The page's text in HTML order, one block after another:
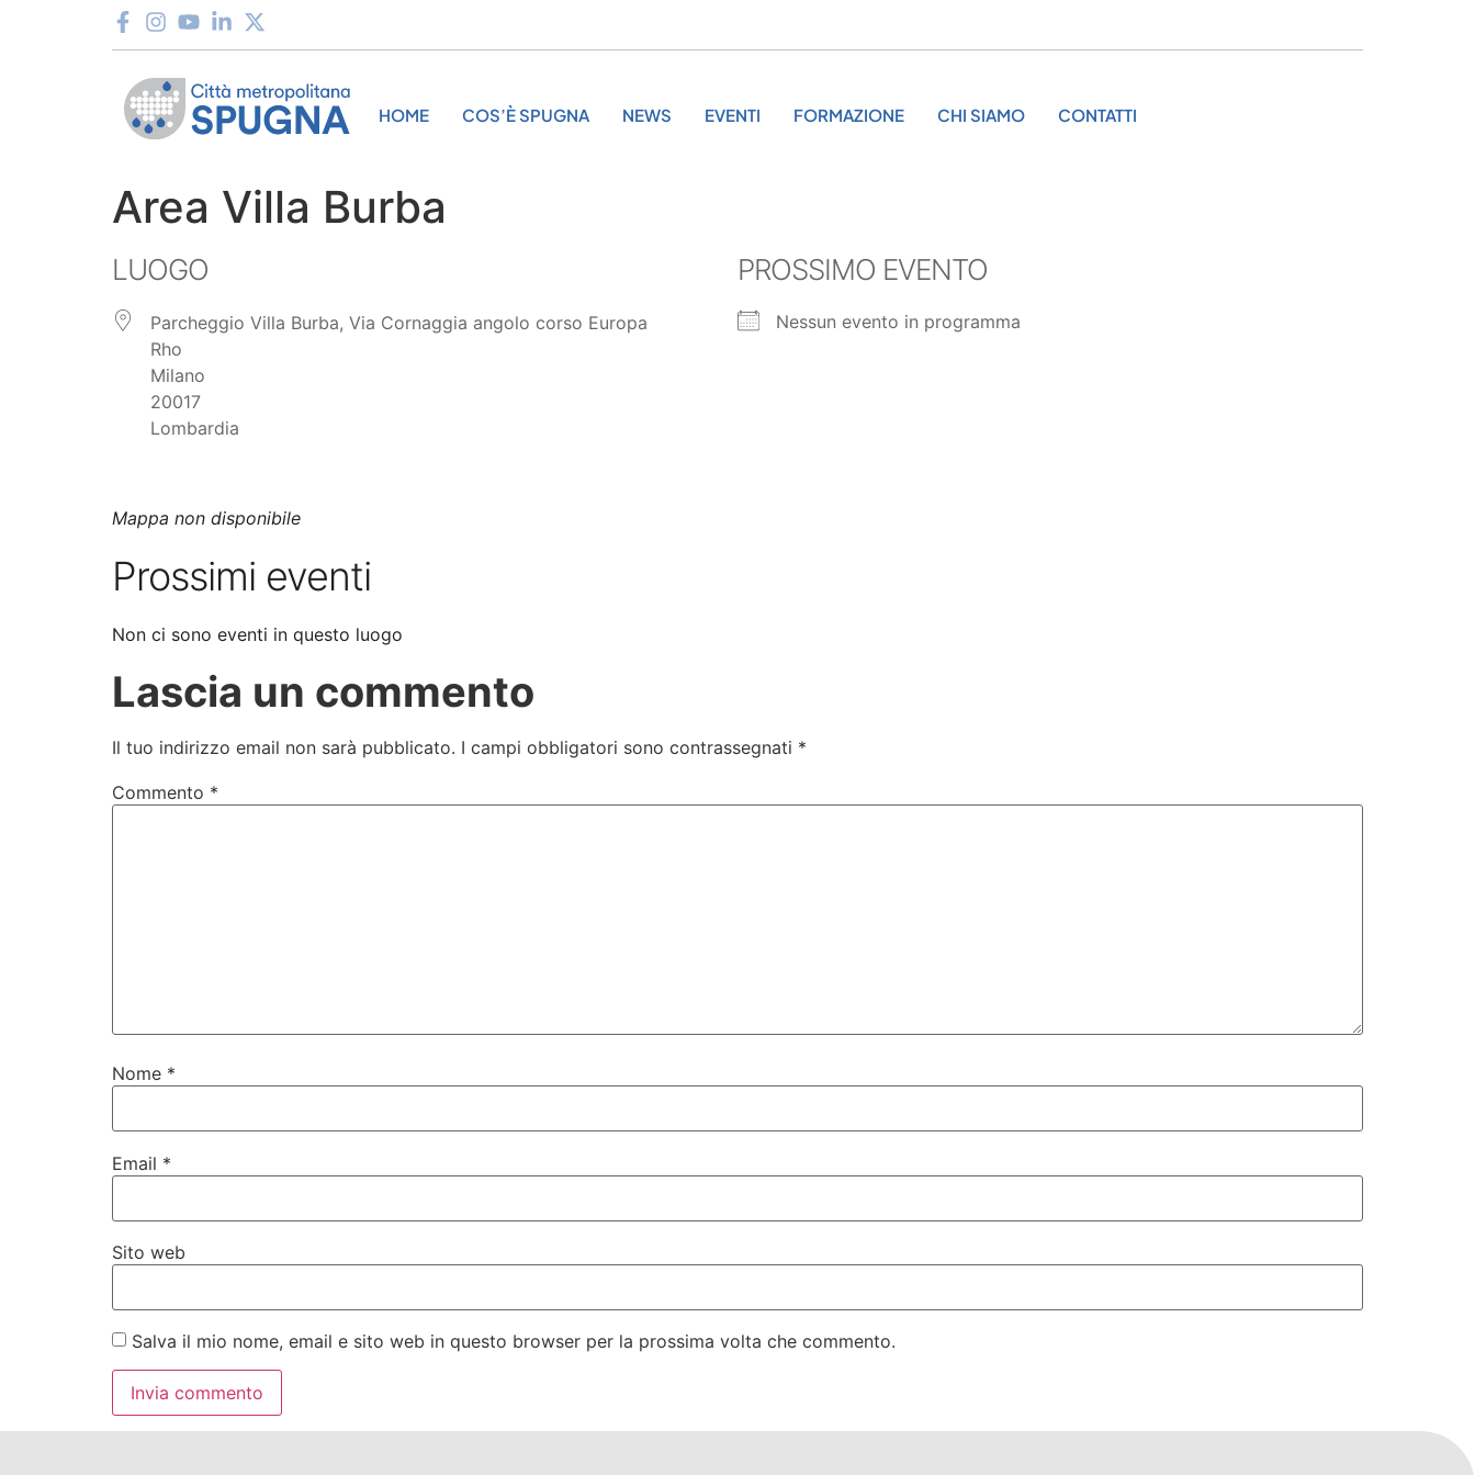
HOME COS’È SPUGNA NEWS EVENTI FORMAZIONE CHI SIAMO CONTATTI
Area Villa Burba
LUOGO
Parcheggio Villa Burba, Via Cornaggia angolo corso Europa
Rho
Milano
20017
Lombardia
PROSSIMO EVENTO
Nessun evento in programma
Mappa non disponibile
Prossimi eventi
Non ci sono eventi in questo luogo
Lascia un commento
Il tuo indirizzo email non sarà pubblicato. I campi obbligatori sono contrassegnati *
Commento *
Nome *
Email *
Sito web
Salva il mio nome, email e sito web in questo browser per la prossima volta che commento.